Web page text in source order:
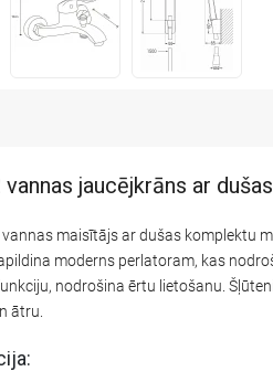
jaucējkrāns ar
vannas maisītājs ar dušas komplektu
moderns perlatoram, kas
nodrošina ērtu lietošanu.
ātru.